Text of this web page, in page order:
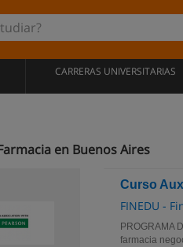
CARRERAS UNIVERSITARIAS
en Buenos Aires
Curso
FINEDU -
PROGRAMA
farmacia